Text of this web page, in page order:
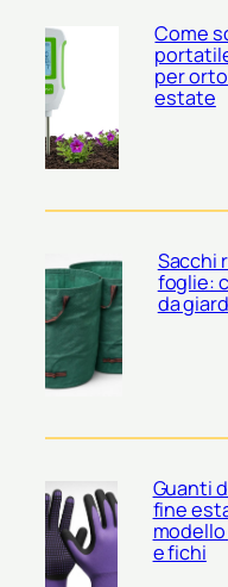
Come
per
estate
Sacchi
foglie:
da
Guanti
fine
e fichi